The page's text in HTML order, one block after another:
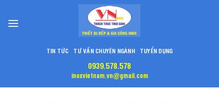
content
TIN TỨC TƯ VẤN CHUYÊN NGÀNH TUYỂN DỤNG
0939.578.578
inoxvietnam.vn@gmail.com